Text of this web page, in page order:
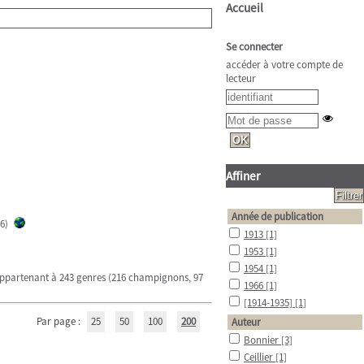
à 243 genres (216 champignons, 97
Par page : 25 50 100 200
Accueil
Se connecter
accéder à votre compte de
lecteur
Affiner
Année de publication
1913 [1]
1953 [1]
1954 [1]
1966 [1]
[1914-1935] [1]
Auteur
Bonnier [3]
Ceillier [1]